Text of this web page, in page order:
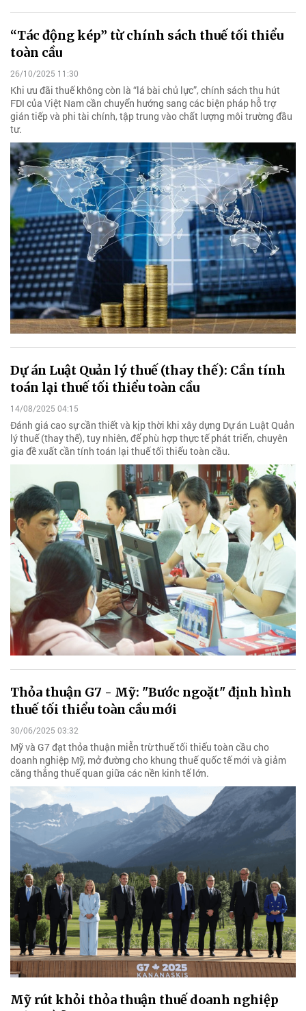
“Tác động kép” từ chính sách thuế tối thiểu
toàn cầu
26/10/2025 11:30
Khi ưu đãi thuế không còn là “lá bài chủ lực”, chính sách thu hút
FDI của Việt Nam cần chuyển hướng sang các biện pháp hỗ trợ
gián tiếp và phi tài chính, tập trung vào chất lượng môi trường đầu
tư.
Dự án Luật Quản lý thuế (thay thế): Cần tính
toán lại thuế tối thiểu toàn cầu
14/08/2025 04:15
Đánh giá cao sự cần thiết và kịp thời khi xây dựng Dự án Luật Quản
lý thuế (thay thế), tuy nhiên, để phù hợp thực tế phát triển, chuyên
gia đề xuất cần tính toán lại thuế tối thiểu toàn cầu.
Thỏa thuận G7 - Mỹ: "Bước ngoặt" định hình
thuế tối thiểu toàn cầu mới
30/06/2025 03:32
Mỹ và G7 đạt thỏa thuận miễn trừ thuế tối thiểu toàn cầu cho
doanh nghiệp Mỹ, mở đường cho khung thuế quốc tế mới và giảm
căng thẳng thuế quan giữa các nền kinh tế lớn.
Mỹ rút khỏi thỏa thuận thuế doanh nghiệp